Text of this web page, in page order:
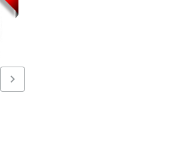
chevron_right